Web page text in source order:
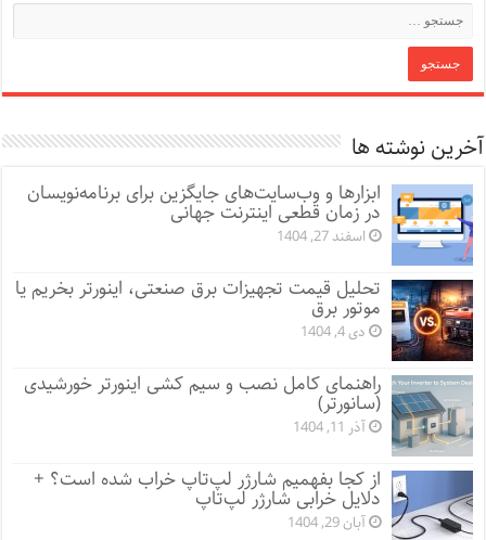
آخرین نوشته ها
ابزارها و وب‌سایت‌های جایگزین برای برنامه‌نویسان
در زمان قطعی اینترنت جهانی
اسفند 27, 1404
تحلیل قیمت تجهیزات برق صنعتی، اینورتر بخریم یا
موتور برق
دی 4, 1404
راهنمای کامل نصب و سیم کشی اینورتر خورشیدی
(سانورتر)
آذر 11, 1404
از کجا بفهمیم شارژر لپ‌تاپ خراب شده است؟ +
دلایل خرابی شارژر لپ‌تاپ
آبان 29, 1404